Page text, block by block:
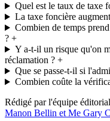
Quel est le taux de taxe
La taxe foncière
Combien de temps
? +
Y a-t-il un risque qu'on
réclamation ? +
Que se passe-t-il si
Combien coûte la
Rédigé par l'équipe
Manon Bellin et Me Gary